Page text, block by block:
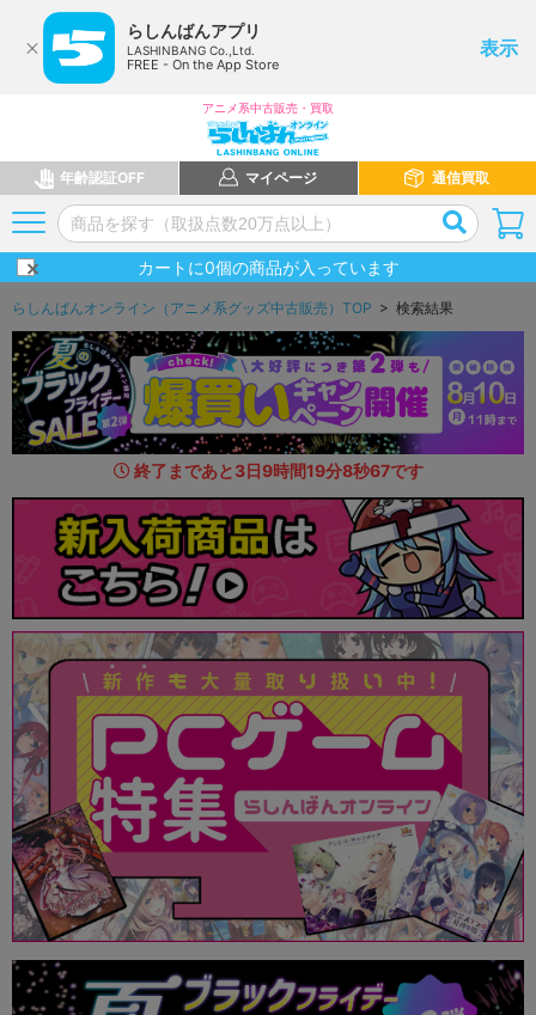
らしんばんアプリ
LASHINBANG Co.,Ltd.
FREE - On the App Store
表示
アニメ系中古販売・買取
年齢認証OFF マイページ 通信買取
カートに0個の商品が入っています
らしんばんオンライン（アニメ系グッズ中古販売）TOP > 検索結果
終了まであと3日9時間19分7秒26です